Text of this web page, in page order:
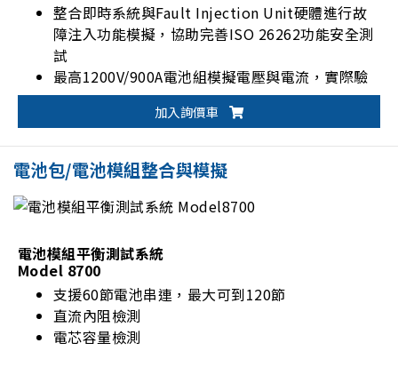
整合即時系統與Fault Injection Unit硬體進行故
障注入功能模擬，協助完善ISO 26262功能安全測
試
最高1200V/900A電池組模擬電壓與電流，實際驗
證校準電池管理系統的SOC、SOH等參數
測試電池管理系統在靜態或動態情境下的過電壓
或低溫(UTP)等保護
支援CAN、CAN FD、LIN、RS-485通訊介面
加入詢價車
電池包/電池模組整合與模擬
電池模組平衡測試系統
Model 8700
支援60節電池串連，最大可到120節
直流內阻檢測
電芯容量檢測